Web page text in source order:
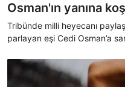
Osman'ın yanına
Tribünde milli heyecanı
parlayan eşi Cedi Osman’a